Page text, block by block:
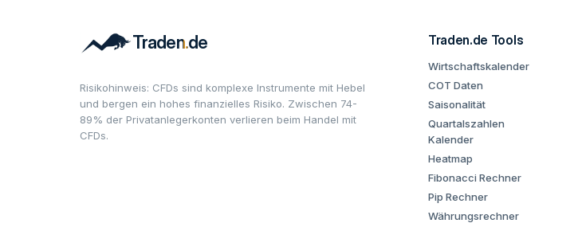
Risikohinweis: CFDs sind komplexe Instrumente mit Hebel
und bergen ein hohes finanzielles Risiko. Zwischen 74-
89% der Privatanlegerkonten verlieren beim Handel mit
CFDs.
Traden.de Tools
Wirtschaftskalender
COT Daten
Saisonalität
Quartalszahlen
Kalender
Heatmap
Fibonacci Rechner
Pip Rechner
Währungsrechner